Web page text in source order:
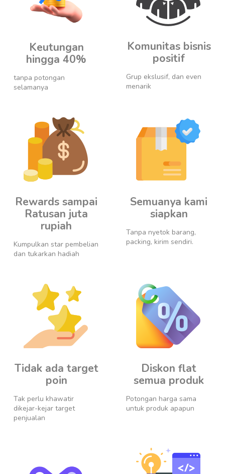
Keutungan
hingga 40%
tanpa potongan
selamanya
Komunitas bisnis
positif
Grup ekslusif, dan even
menarik
Rewards sampai
Ratusan juta
rupiah
Kumpulkan star pembelian
dan tukarkan hadiah
Semuanya kami
siapkan
Tanpa nyetok barang,
packing, kirim sendiri.
Tidak ada target
poin
Tak perlu khawatir
dikejar-kejar target
penjualan
Diskon flat
semua produk
Potongan harga sama
untuk produk apapun